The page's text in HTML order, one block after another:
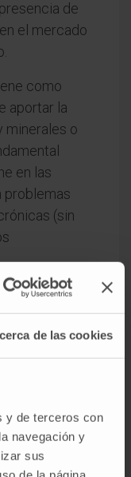
de las cookies
y de terceros con
navegación y
sus
de
el mercado
como
aportar la
minerales o
en las
problemas
(sin
a lo largo
déficits de
insuficiente
en la
están las
a
sucede
y